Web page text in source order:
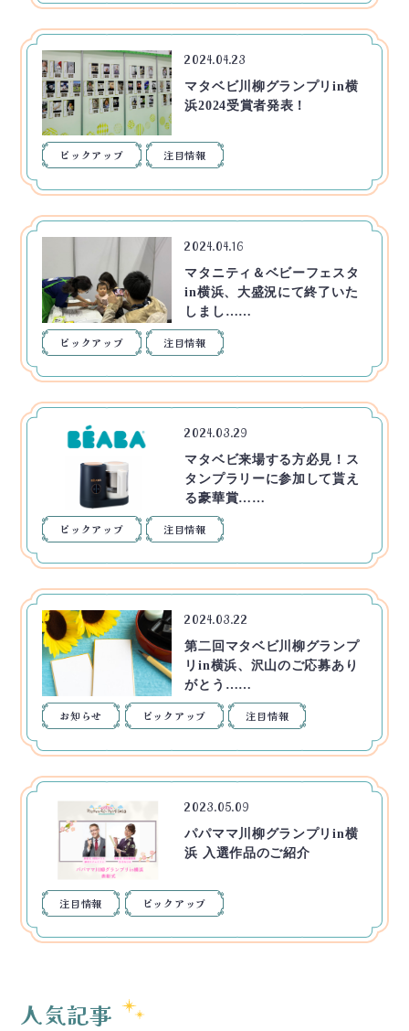
2024.04.23
マタベビ川柳グランプリin横
浜2024受賞者発表！
ピックアップ 注目情報
2024.04.16
マタニティ＆ベビーフェスタ
in横浜、大盛況にて終了いた
しまし……
ピックアップ 注目情報
2024.03.29
マタベビ来場する方必見！ス
タンプラリーに参加して貰え
る豪華賞……
ピックアップ 注目情報
2024.03.22
第二回マタベビ川柳グランプ
リin横浜、沢山のご応募あり
がとう……
お知らせ ピックアップ 注目情報
2023.05.09
パパママ川柳グランプリin横
浜 入選作品のご紹介
注目情報 ピックアップ
人気記事